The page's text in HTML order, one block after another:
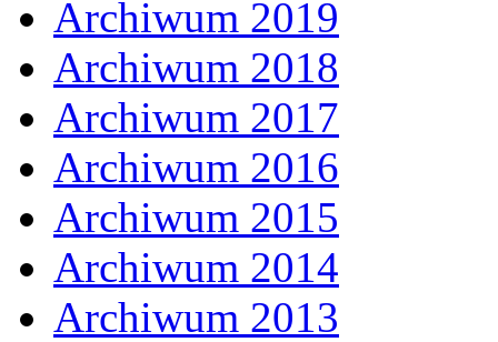
Archiwum 2019
Archiwum 2018
Archiwum 2017
Archiwum 2016
Archiwum 2015
Archiwum 2014
Archiwum 2013